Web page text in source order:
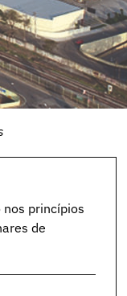
princípios
de